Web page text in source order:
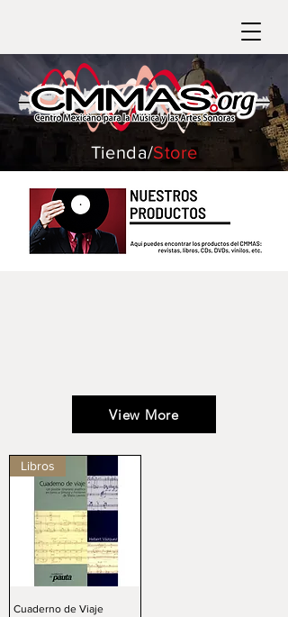
Tienda/Store
View More
Libros
Cuaderno de Viaje